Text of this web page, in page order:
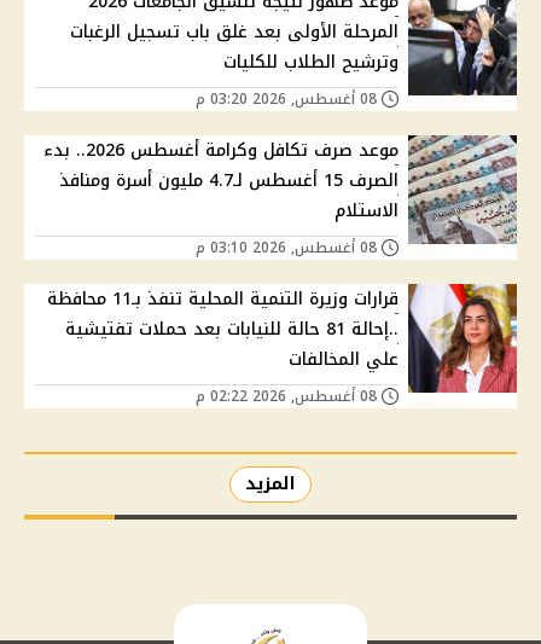
المرحلة الأولى بعد غلق باب تسجيل الرغبات
وترشيح الطلاب للكليات
موعد صرف تكافل وكرامة أغسطس 2026.. بدء
الصرف 15 أغسطس لـ4.7 مليون أسرة ومنافذ
الاستلام
قرارات وزيرة التنمية المحلية تنفذ بـ11 محافظة
..إحالة 81 حالة للنيابات بعد حملات تفتيشية
علي المخالفات
المزيد